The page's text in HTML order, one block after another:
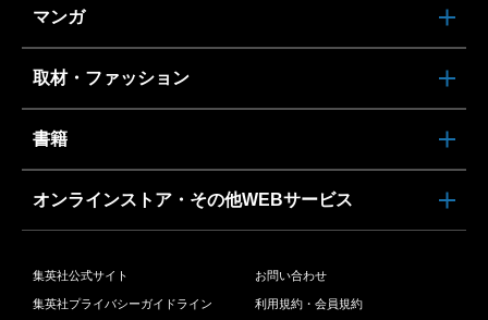
マンガ
取材・ファッション
書籍
オンラインストア・その他WEBサービス
集英社公式サイト お問い合わせ
集英社プライバシーガイドライン 利用規約・会員規約